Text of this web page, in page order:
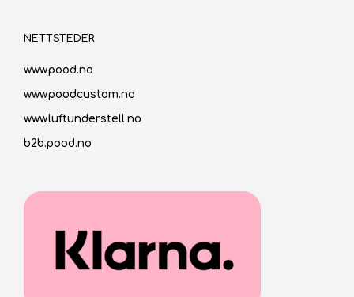
NETTSTEDER
www.pood.no
www.poodcustom.no
www.luftunderstell.no
b2b.pood.no